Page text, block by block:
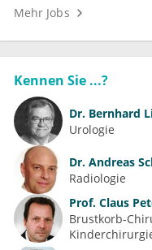
Mehr Jobs
Kennen Sie ...?
Dr. Bernhard
Urologie
Dr. Andreas
Radiologie
Prof. Claus
Brustkorb-